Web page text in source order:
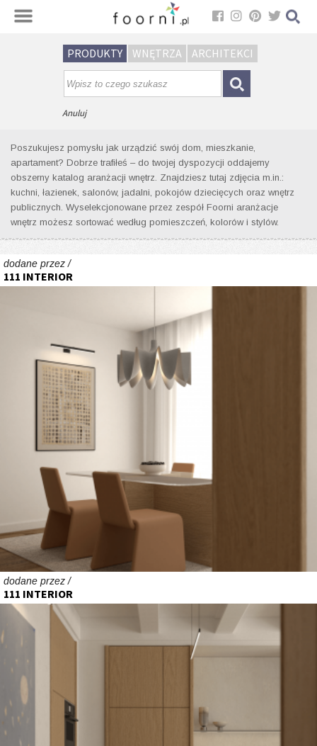
PRODUKTY WNĘTRZA ARCHITEKCI
Anuluj
Wyniki wyszukiwania wnętrz dla
tagu: minimalistyczny design
Poszukujesz pomysłu jak urządzić swój dom, mieszkanie,
apartament? Dobrze trafiłeś – do twojej dyspozycji oddajemy
obszerny katalog aranżacji wnętrz. Znajdziesz tutaj zdjęcia m.in.:
kuchni, łazienek, salonów, jadalni, pokojów dziecięcych oraz wnętrz
publicznych. Wyselekcjonowane przez zespół Foorni aranżacje
wnętrz możesz sortować według pomieszczeń, kolorów i stylów.
dodane przez /
111 INTERIOR
dodane przez /
111 INTERIOR